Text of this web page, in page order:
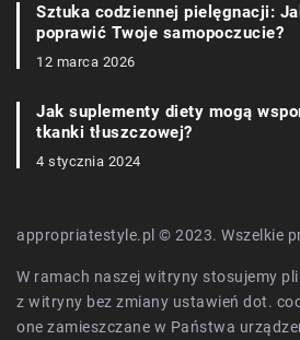
Sztuka codziennej pielęgnacji:
poprawić Twoje samopoczucie?
12 marca 2026
Jak suplementy diety mogą
tkanki tłuszczowej?
4 stycznia 2024
appropriatestyle.pl © 2023. Wszelkie
W ramach naszej witryny stosujemy
z witryny bez zmiany ustawień dot.
one zamieszczane w Państwa